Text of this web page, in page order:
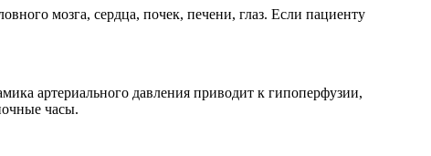
мозга, сердца, почек, печени, глаз. Если пациенту
артериального давления приводит к гипоперфузии,
часы.